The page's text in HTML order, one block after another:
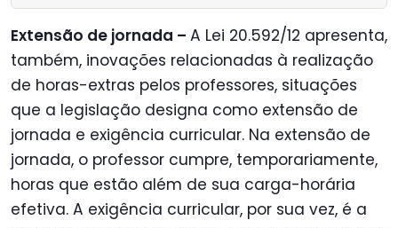
Extensão de jornada – A Lei 20.592/12 apresenta,
também, inovações relacionadas à realização
de horas-extras pelos professores, situações
que a legislação designa como extensão de
jornada e exigência curricular. Na extensão de
jornada, o professor cumpre, temporariamente,
horas que estão além de sua carga-horária
efetiva. A exigência curricular, por sua vez, é a